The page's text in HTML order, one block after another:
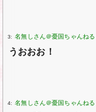
3:
うおおお！
4: